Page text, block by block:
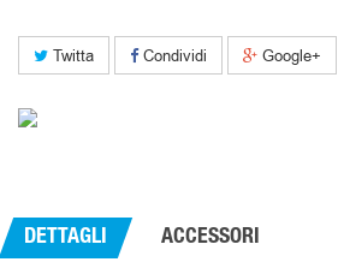
Twitta Condividi Google+
DETTAGLI ACCESSORI